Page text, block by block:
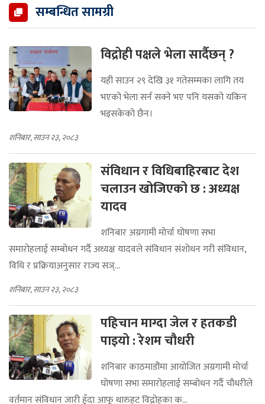
सम्बन्धित सामग्री
विद्रोही पक्षले भेला सार्दैछन् ?
यही साउन २९ देखि ३१ गतेसम्मका लागि तय
भएको भेला सर्न सक्ने भए पनि यसको यकिन
भइसकेको छैन।
शनिबार, साउन २३, २०८३
संविधान र विधिबाहिरबाट देश
चलाउन खोजिएको छ : अध्यक्ष
यादव
शनिबार अग्रगामी मोर्चा घोषणा सभा
समारोहलाई सम्बोधन गर्दै अध्यक्ष यादवले संविधान संशोधन गरी संविधान,
विधि र प्रक्रियाअनुसार राज्य सञ्...
शनिबार, साउन २३, २०८३
पहिचान माग्दा जेल र हतकडी
पाइयो : रेशम चौधरी
शनिबार काठमाडौंमा आयोजित अग्रगामी मोर्चा
घोषणा सभा समारोहलाई सम्बोधन गर्दै चौधरीले
वर्तमान संविधान जारी हुँदा आफू थारुहट विद्रोहका क...